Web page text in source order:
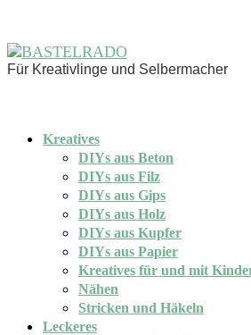
Für Kreativlinge und Selbermacher
Kreatives
DIYs aus Beton
DIYs aus Filz
DIYs aus Gips
DIYs aus Holz
DIYs aus Kupfer
DIYs aus Papier
Kreatives für und mit
Nähen
Stricken und Häkeln
Leckeres